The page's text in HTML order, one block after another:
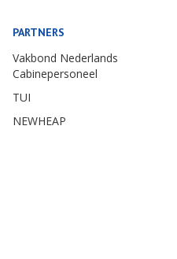
PARTNERS
Vakbond Nederlands
Cabinepersoneel
TUI
NEWHEAP